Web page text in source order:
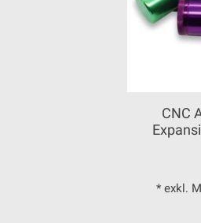
CNC
* exkl.